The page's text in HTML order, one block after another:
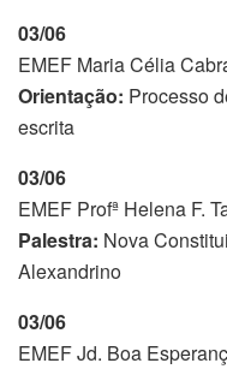
03/06
EMEF Maria Célia
Orientação: Processo
escrita
03/06
EMEF Profª Helena F.
Palestra: Nova
Alexandrino
03/06
EMEF Jd. Boa